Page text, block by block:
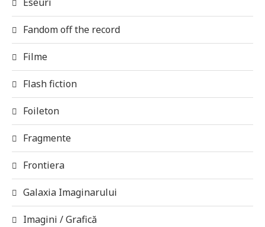
Fandom off the record
Filme
Flash fiction
Foileton
Fragmente
Frontiera
Galaxia Imaginarului
Imagini / Grafică